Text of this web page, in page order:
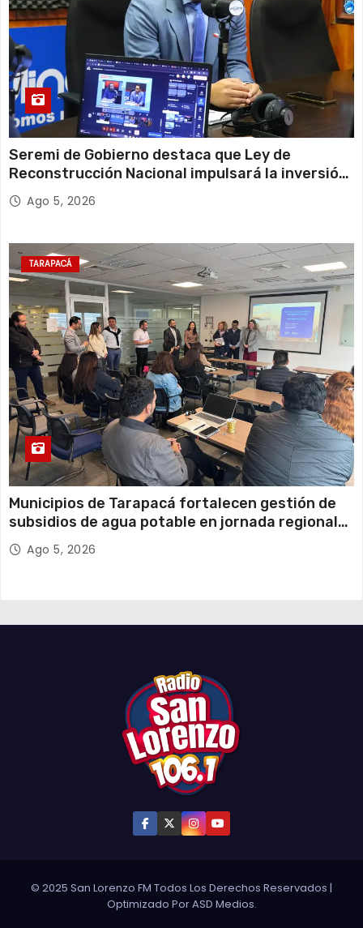
Seremi de Gobierno destaca que Ley de
Reconstrucción Nacional impulsará la inversión
y el empleo en Tarapacá
Ago 5, 2026
TARAPACÁ
Municipios de Tarapacá fortalecen gestión de
subsidios de agua potable en jornada regional
organizada por Aguas del Altiplano y ANDESS
Ago 5, 2026
© 2025 San Lorenzo FM Todos Los Derechos Reservados |
Optimizado PorASD Medios.